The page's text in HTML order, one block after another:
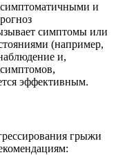
и
симптомы или
(например,
и,
эффективным.
грыжи